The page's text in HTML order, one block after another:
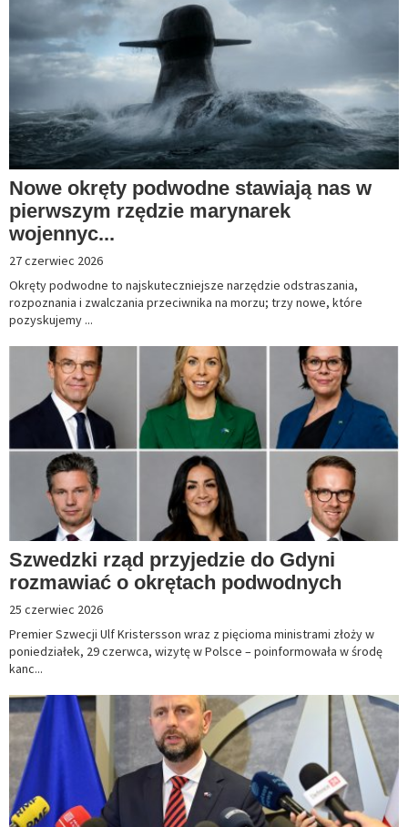
Nowe okręty podwodne stawiają nas w
pierwszym rzędzie marynarek
wojennyc...
27 czerwiec 2026
Okręty podwodne to najskuteczniejsze narzędzie odstraszania,
rozpoznania i zwalczania przeciwnika na morzu; trzy nowe, które
pozyskujemy ...
Szwedzki rząd przyjedzie do Gdyni
rozmawiać o okrętach podwodnych
25 czerwiec 2026
Premier Szwecji Ulf Kristersson wraz z pięcioma ministrami złoży w
poniedziałek, 29 czerwca, wizytę w Polsce – poinformowała w środę
kanc...